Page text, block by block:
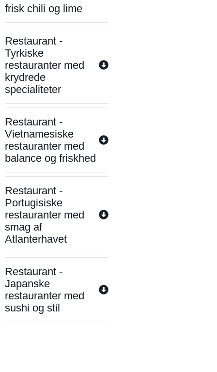
frisk chili og lime
Restaurant -
Tyrkiske
restauranter med
krydrede
specialiteter
Restaurant -
Vietnamesiske
restauranter med
balance og friskhed
Restaurant -
Portugisiske
restauranter med
smag af
Atlanterhavet
Restaurant -
Japanske
restauranter med
sushi og stil